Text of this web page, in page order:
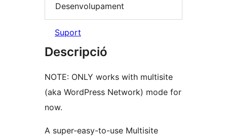
Desenvolupament
Suport
Descripció
NOTE: ONLY works with multisite
(aka WordPress Network) mode for
now.
A super-easy-to-use Multisite